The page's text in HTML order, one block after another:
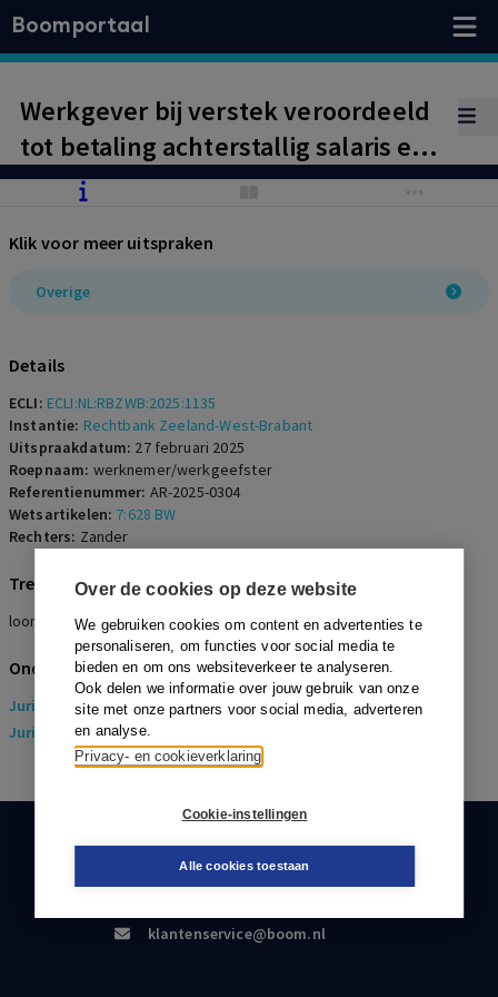
Over de cookies op deze website
We gebruiken cookies om content en advertenties te
personaliseren, om functies voor social media te
bieden en om ons websiteverkeer te analyseren.
Ook delen we informatie over jouw gebruik van onze
site met onze partners voor social media, adverteren
en analyse.
Privacy- en cookieverklaring
Cookie-instellingen
Alle cookies toestaan
Boomportaal
Werkgever bij verstek veroordeeld
tot betaling achterstallig salaris en
vakantiegeld.
Klik voor meer uitspraken
Overige
Details
ECLI: ECLI:NL:RBZWB:2025:1135
Instantie: Rechtbank Zeeland-West-Brabant
Uitspraakdatum: 27 februari 2025
Roepnaam: werknemer/werkgeefster
Referentienummer: AR-2025-0304
Wetsartikelen: 7:628 BW
Rechters: Zander
Trefwoorden
loonvordering, kort geding, verstek
Onderwerpen
Juridisch> Arbeidsrecht
Juridisch> Sociaal Zekerheidsrecht
KLANTENSERVICE
088-0301000
klantenservice@boom.nl